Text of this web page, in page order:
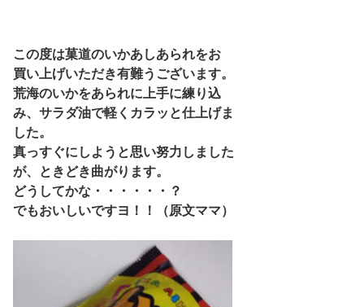
この度は菓道のいかあしあられをお
買い上げいただき有難うございます。
荒海のいかをあられに上手に練り込
み、サラダ油で軽くカラッと仕上げま
した。
真っすぐにしようと思い努力しました
が、ときどき曲がります。
どうしてかな・・・・・・？
でもおいしいですヨ！！（原文ママ）